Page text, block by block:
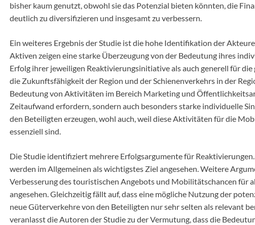
bisher kaum genutzt, obwohl sie das Potenzial bieten könnten, die
deutlich zu diversifizieren und insgesamt zu verbessern.
Ein weiteres Ergebnis der Studie ist die hohe Identifikation der
Aktiven zeigen eine starke Überzeugung von der Bedeutung ihres
Erfolg ihrer jeweiligen Reaktivierungsinitiative als auch generell für
die Zukunftsfähigkeit der Region und der Schienenverkehrs in der
Bedeutung von Aktivitäten im Bereich Marketing und
Zeitaufwand erfordern, sondern auch besonders starke individuelle
den Beteiligten erzeugen, wohl auch, weil diese Aktivitäten für die
essenziell sind.
Die Studie identifiziert mehrere Erfolgsargumente für
werden im Allgemeinen als wichtigstes Ziel angesehen. Weitere
Verbesserung des touristischen Angebots und Mobilitätschancen für
angesehen. Gleichzeitig fällt auf, dass eine mögliche Nutzung der
neue Güterverkehre von den Beteiligten nur sehr selten als relevant
veranlasst die Autoren der Studie zu der Vermutung, dass die